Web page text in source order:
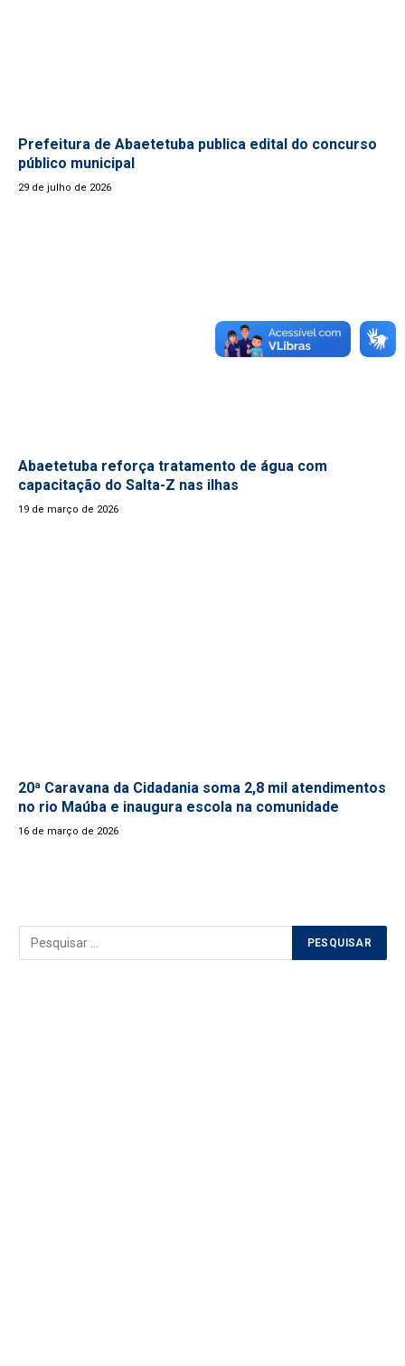
Prefeitura de Abaetetuba publica edital do concurso
público municipal
29 de julho de 2026
Abaetetuba reforça tratamento de água com
capacitação do Salta-Z nas ilhas
19 de março de 2026
20ª Caravana da Cidadania soma 2,8 mil atendimentos
no rio Maúba e inaugura escola na comunidade
16 de março de 2026